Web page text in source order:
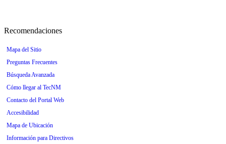
Recomendaciones
Mapa del Sitio
Preguntas Frecuentes
Búsqueda Avanzada
Cómo llegar al TecNM
Contacto del Portal Web
Accesibilidad
Mapa de Ubicación
Información para Directivos